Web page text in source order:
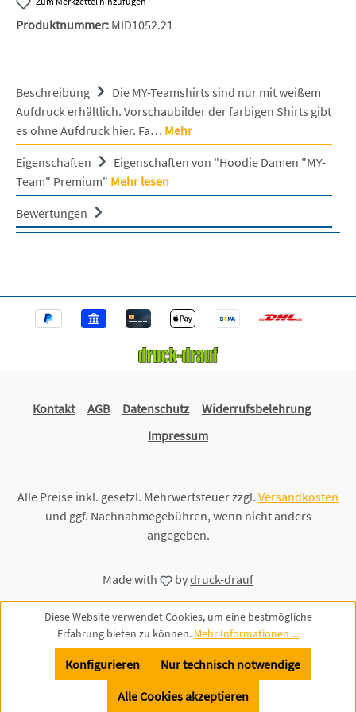
Produktnummer: MID1052.21
Beschreibung
Die MY-Teamshirts sind nur mit weißem
Aufdruck erhältlich. Vorschaubilder der farbigen Shirts gibt
es ohne Aufdruck hier. Fa… Mehr
Eigenschaften
Eigenschaften von "Hoodie Damen "MY-
Team" Premium" Mehr lesen
Bewertungen
Kontakt AGB Datenschutz
Widerrufsbelehrung
Impressum
Alle Preise inkl. gesetzl. Mehrwertsteuer zzgl. Versandkosten
und ggf. Nachnahmegebühren, wenn nicht anders
angegeben.
Made with bydruck-drauf
Diese Website verwendet Cookies, um eine bestmögliche
Erfahrung bieten zu können. Mehr Informationen ...
Nur technisch notwendige
Konfigurieren
Alle Cookies akzeptieren